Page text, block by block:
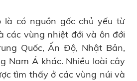
có nguồn gốc chủ yếu từ
các vùng nhiệt đới và ôn đới
Quốc, Ấn Độ, Nhật Bản,
Nam Á khác. Nhiều loài cây
tìm thấy ở các vùng núi và